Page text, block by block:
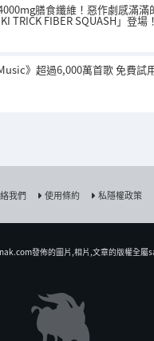
膳食纖維！惡作劇感滿滿
TRICK FIBER SQUASH」登場
》超過6,000萬首歌 免費試
我們 使用條約 私隱權政策
發佈的圖片,相片,文章的版權全